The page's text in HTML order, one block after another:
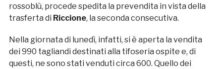
rossoblù, procede spedita la prevendita in vista della
trasferta di Riccione, la seconda consecutiva.
Nella giornata di lunedì, infatti, si è aperta la vendita
dei 990 tagliandi destinati alla tifoseria ospite e, di
questi, ne sono stati venduti circa 600. Quello dei